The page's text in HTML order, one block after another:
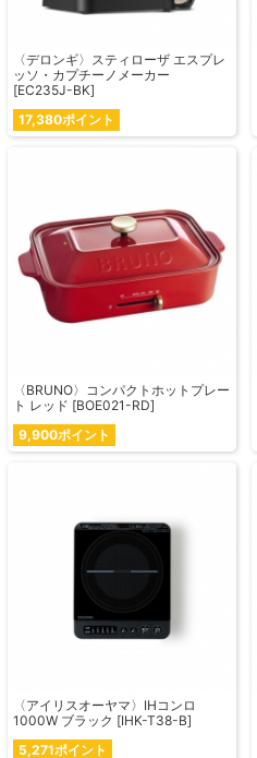
〈デロンギ〉スティローザ エスプレ
ッソ・カプチーノメーカー
[EC235J-BK]
17,380ポイント
〈BRUNO〉コンパクトホットプレー
ト レッド [BOE021-RD]
9,900ポイント
〈アイリスオーヤマ〉IHコンロ
1000W ブラック [IHK-T38-B]
5,271ポイント